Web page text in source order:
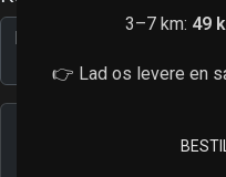
3–7 km: 49
👉 Lad os levere en